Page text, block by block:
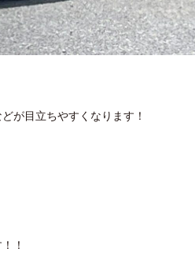
が目立ちやすくなります！
！